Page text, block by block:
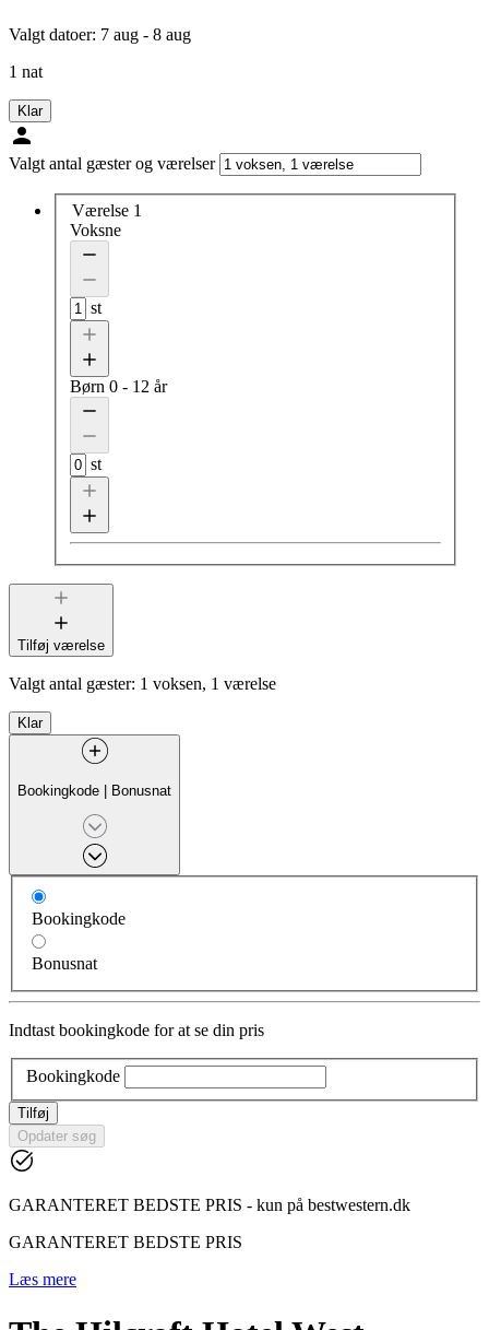
Valgt datoer: 7 aug - 8 aug
1 nat
Klar
Valgt antal gæster og værelser
Værelse 1
Voksne
st
Børn 0 - 12 år
st
Tilføj værelse
Valgt antal gæster: 1 voksen, 1 værelse
Klar
Bookingkode | Bonusnat
Bookingkode
Bonusnat
Indtast bookingkode for at se din pris
Bookingkode
Tilføj
Opdater søg
GARANTERET BEDSTE PRIS - kun på bestwestern.dk
GARANTERET BEDSTE PRIS
Læs mere